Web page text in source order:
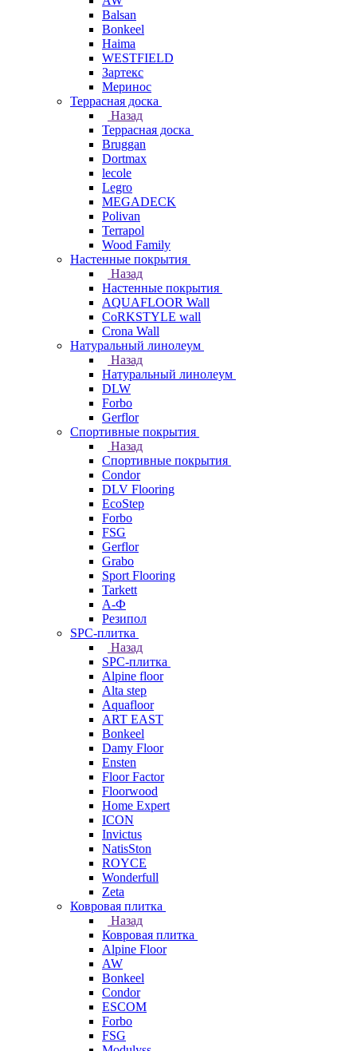
Balsan
Bonkeel
Haima
WESTFIELD
Зартекс
Меринос
Террасная доска
Назад
Террасная доска
Bruggan
Dortmax
lecole
Legro
MEGADECK
Polivan
Terrapol
Wood Family
Настенные покрытия
Назад
Настенные покрытия
AQUAFLOOR Wall
CoRKSTYLE wall
Crona Wall
Натуральный линолеум
Назад
Натуральный линолеум
DLW
Forbo
Gerflor
Спортивные покрытия
Назад
Спортивные покрытия
Condor
DLV Flooring
EcoStep
Forbo
FSG
Gerflor
Grabo
Sport Flooring
Tarkett
А-Ф
Резипол
SPC-плитка
Назад
SPC-плитка
Alpine floor
Alta step
Aquafloor
ART EAST
Bonkeel
Damy Floor
Ensten
Floor Factor
Floorwood
Home Expert
ICON
Invictus
NatisSton
ROYCE
Wonderfull
Zeta
Ковровая плитка
Назад
Ковровая плитка
Alpine Floor
AW
Bonkeel
Condor
ESCOM
Forbo
FSG